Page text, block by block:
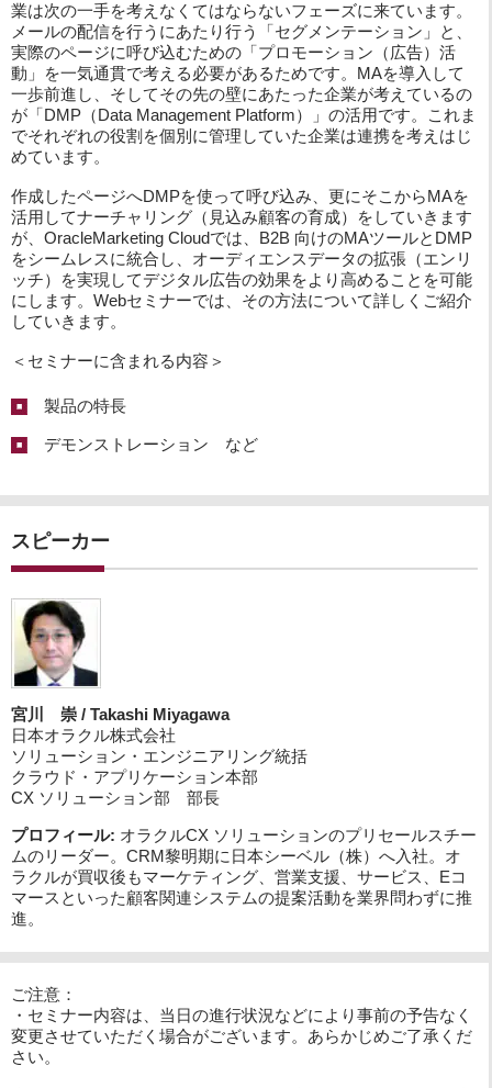
業は次の一手を考えなくてはならないフェーズに来ています。
メールの配信を行うにあたり行う「セグメンテーション」と、
実際のページに呼び込むための「プロモーション（広告）活
動」を一気通貫で考える必要があるためです。MAを導入して
一歩前進し、そしてその先の壁にあたった企業が考えているの
が「DMP（Data Management Platform）」の活用です。これま
でそれぞれの役割を個別に管理していた企業は連携を考えはじ
めています。
作成したページへDMPを使って呼び込み、更にそこからMAを
活用してナーチャリング（見込み顧客の育成）をしていきます
が、OracleMarketing Cloudでは、B2B 向けのMAツールとDMP
をシームレスに統合し、オーディエンスデータの拡張（エンリ
ッチ）を実現してデジタル広告の効果をより高めることを可能
にします。Webセミナーでは、その方法について詳しくご紹介
していきます。
＜セミナーに含まれる内容＞
製品の特長
デモンストレーション など
スピーカー
宮川 崇 / Takashi Miyagawa
日本オラクル株式会社
ソリューション・エンジニアリング統括
クラウド・アプリケーション本部
CX ソリューション部 部長
プロフィール: オラクルCX ソリューションのプリセールスチー
ムのリーダー。CRM黎明期に日本シーベル（株）へ入社。オ
ラクルが買収後もマーケティング、営業支援、サービス、Eコ
マースといった顧客関連システムの提案活動を業界問わずに推
進。
ご注意：
・セミナー内容は、当日の進行状況などにより事前の予告なく
変更させていただく場合がございます。あらかじめご了承くだ
さい。